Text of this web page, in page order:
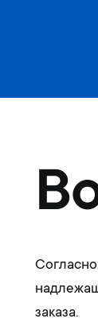
заказа.